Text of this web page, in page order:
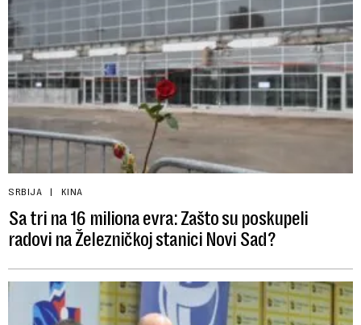
SRBIJA KINA
Sa tri na 16 miliona evra: Zašto su poskupeli
radovi na Železničkoj stanici Novi Sad?